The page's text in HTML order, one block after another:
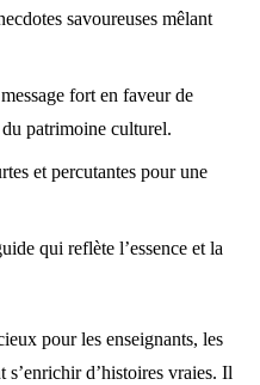
savoureuses mêlant
fort en faveur de
patrimoine culturel.
et percutantes pour une
qui reflète l’essence et la
pour les enseignants, les
s’enrichir d’histoires vraies. Il